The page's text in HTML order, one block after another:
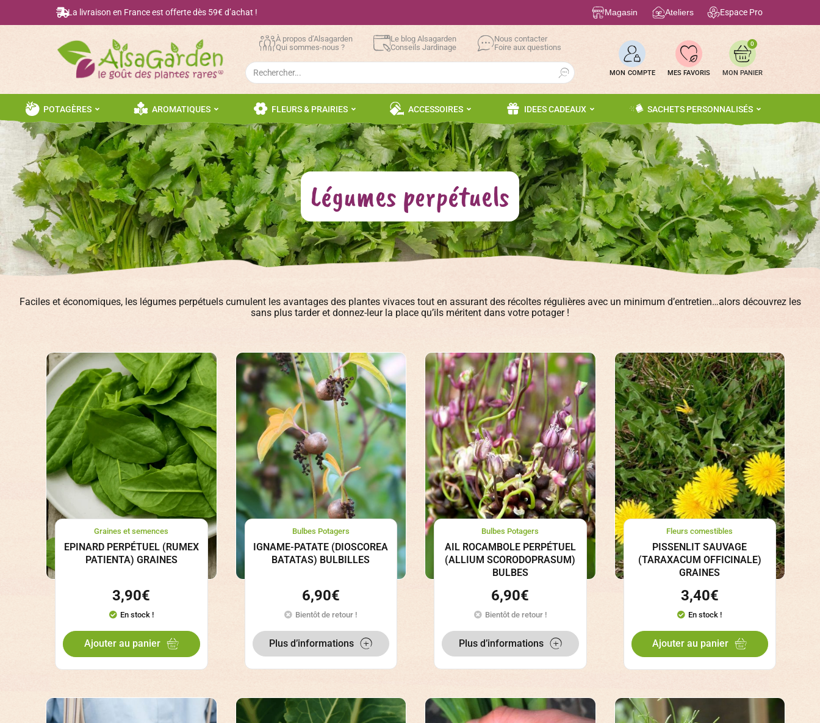
La livraison en France est offerte dès 59€ d’achat ! Magasin Ateliers Espace Pro
À propos d’Alsagarden
Qui sommes-nous ?
Le blog Alsagarden
Conseils Jardinage
Nous contacter
Foire aux questions
Search
for:
Search Button
MON COMPTE MES FAVORIS
0
POTAGÈRES AROMATIQUES FLEURS & PRAIRIES ACCESSOIRES IDEES CADEAUX SACHETS PERSONNALISÉS
Légumes perpétuels
Faciles et économiques, les légumes perpétuels cumulent les avantages des plantes vivaces tout en assurant des récoltes régulières avec un minimum d’entretien…alors découvrez les
sans plus tarder et donnez-leur la place qu’ils méritent dans votre potager !
Graines et semences
EPINARD PERPÉTUEL (RUMEX
PATIENTA) GRAINES
3,90€
En stock !
Ajouter au panier
Bulbes Potagers
IGNAME-PATATE (DIOSCOREA
BATATAS) BULBILLES
6,90€
Bientôt de retour !
Plus d’informations
Bulbes Potagers
AIL ROCAMBOLE PERPÉTUEL
(ALLIUM SCORODOPRASUM)
BULBES
6,90€
Bientôt de retour !
Plus d’informations
Fleurs comestibles
PISSENLIT SAUVAGE
(TARAXACUM OFFICINALE)
GRAINES
3,40€
En stock !
Ajouter au panier